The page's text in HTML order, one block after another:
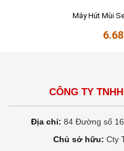
Máy Hút Mùi
CÔNG TY
Địa chỉ: 84 Đường số
Chủ sở hữu: Cty